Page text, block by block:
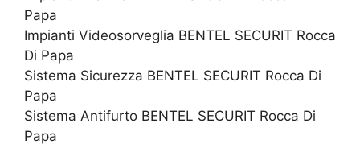
Papa
Impianti Videosorveglia BENTEL SECURIT Rocca
Di Papa
Sistema Sicurezza BENTEL SECURIT Rocca Di
Papa
Sistema Antifurto BENTEL SECURIT Rocca Di
Papa